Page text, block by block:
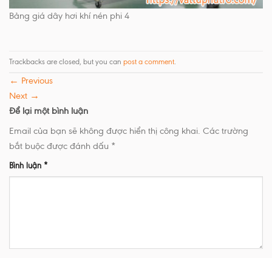
Bảng giá dây hơi khí nén phi 4
Trackbacks are closed, but you can post a comment
← Previous
Next →
Để lại một bình luận
Email của bạn sẽ không được hiển thị công khai. Các trường
bắt buộc được đánh dấu *
Bình luận *